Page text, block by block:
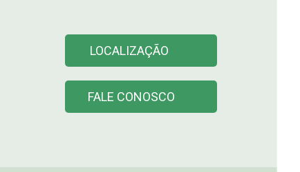
LOCALIZAÇÃO
FALE CONOSCO